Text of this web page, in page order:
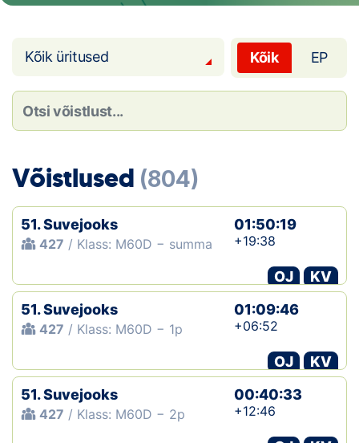
Telli litsents!
Noored
Kaardid
Koondised
Tulemused
Kõik üritused Kõik EP
Võistlused (804)
51. Suvejooks
427 / Klass: M60D − summa
01:50:19
+19:38
OJ
KV
51. Suvejooks
427 / Klass: M60D − 1p
01:09:46
+06:52
OJ
KV
51. Suvejooks
427 / Klass: M60D − 2p
00:40:33
+12:46